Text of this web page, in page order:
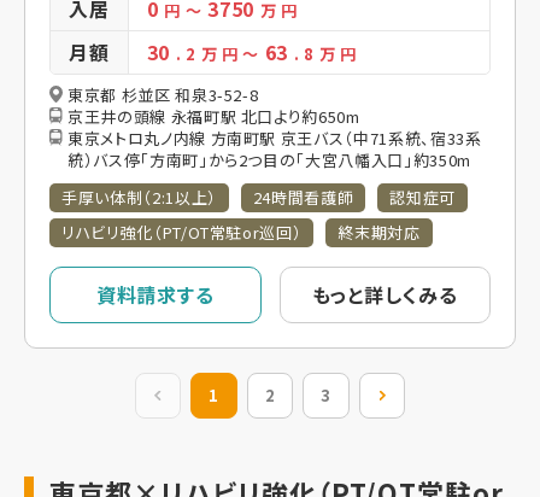
入居 0 円 ～ 3750 万 円
月額 30 . 2 万 円～ 63 . 8 万 円
東京都 杉並区 和泉3-52-8
京王井の頭線 永福町駅 北口より約650m
東京メトロ丸ノ内線 方南町駅 京王バス（中71系統、宿33系
統）バス停「方南町」から2つ目の「大宮八幡入口」約350m
手厚い体制（2:1以上）
24時間看護師
認知症可
リハビリ強化（PT/OT常駐or巡回）
終末期対応
資料請求する もっと詳しくみる
前の20件
1 2 3